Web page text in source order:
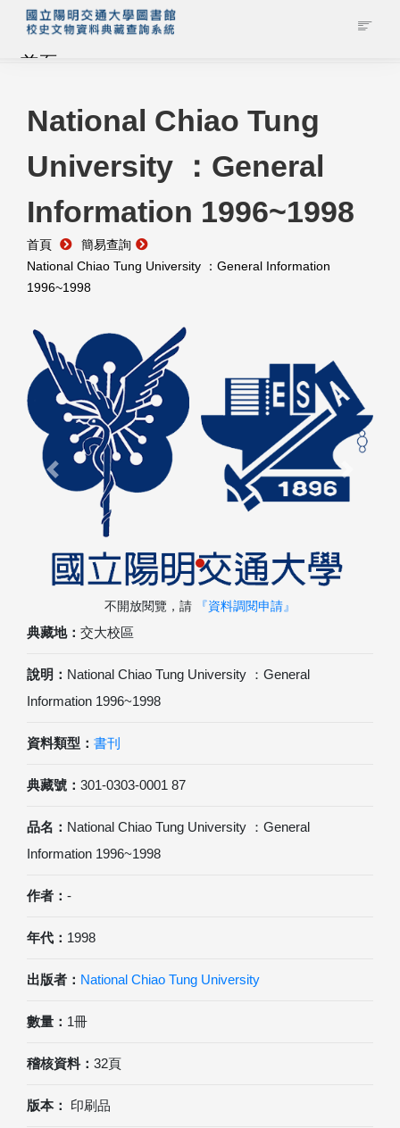
首頁
藏品查詢
校史館簡介
藏品清單全覽
資料調閱申請
National Chiao Tung
University ：General
Information 1996~1998
首頁
簡易查詢
National Chiao Tung University ：General Information
1996~1998
典藏地： 交大校區
說明： National Chiao Tung University ：General
Information 1996~1998
資料類型： 書刊
典藏號： 301-0303-0001 87
品名： National Chiao Tung University ：General
Information 1996~1998
作者： -
年代： 1998
出版者： National Chiao Tung University
數量： 1冊
稽核資料： 32頁
版本： 印刷品
Previous Next
不開放閱覽，請 『資料調閱申請』